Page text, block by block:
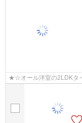
★☆オール洋室の2LDK